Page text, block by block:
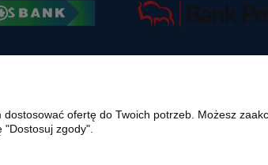
i stanowią własność intelektualną polmasz.pl.
ofertę do Twoich potrzeb. Możesz
zgody".